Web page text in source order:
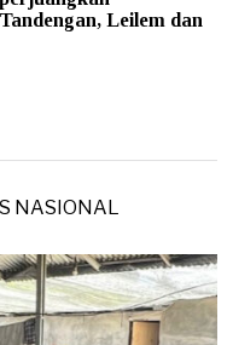
Leilem dan
NASIONAL